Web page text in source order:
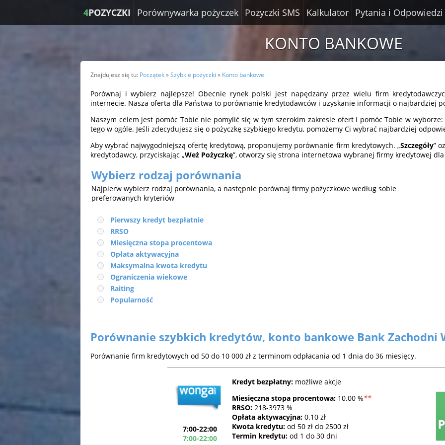
4POZYCZKI Porównywarka pożyczek Pozyczki SMS Kalkulator Pytania i Odpowiedzi
KONTO BANKOWE
Znajdujesz się tu: Początek»Szybkie pożyczki » Konto bankowe
Porównaj i wybierz najlepsze! Obecnie rynek polski jest napędzany przez wielu firm
internecie. Nasza oferta dla Państwa to porównanie kredytodawców i uzyskanie informacji o najbardziej
Naszym celem jest pomóc Tobie nie pomylić się w tym szerokim zakresie ofert i pomóc Tobie w
tego w ogóle. Jeśli zdecydujesz się o pożyczkę szybkiego kredytu, pomożemy Ci wybrać najbardziej
Aby wybrać najwygodniejszą ofertę kredytową, proponujemy porównanie firm kredytowych. „Szczegóły”
kredytodawcy, przyciskając „Weż Pożyczkę”, otworzy się strona internetowa wybranej firmy kredytowej
Wybierz rodzaj porównania
Najpierw wybierz rodzaj porównania, a następnie porównaj firmy pożyczkowe według sobie
preferowanych kryteriów
Pierwszy kredyt bezpłatnie
RRSO
Miesięczna stopa procentowa
Opłata aktywacyjna
Maksymalna kwota kredytu
Ograniczenia wiekowe
Raiting
Popularność
Porównanie szybkich kredytów, konto bankowe Bank Zachodni
Porównanie firm kredytowych od 50 do 10 000 zł z terminom odpłacania od 1 dnia do 36 miesięcy.
7:00-22:00
7:00-22:00
Kredyt bezpłatny: możliwe akcje
Miesięczna stopa procentowa: 10.00 %**
RRSO: 218-3973 %
Opłata aktywacyjna: 0.10 zł
Kwota kredytu: od 50 zł do 2500 zł
Termin kredytu: od 1 do 30 dni